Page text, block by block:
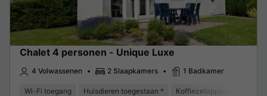
Chalet 4 personen - Unique Luxe
4 Volwassenen 2 Slaapkamers 1 Badkamer
Wi-Fi toegang Huisdieren toegestaan * Koffiezetapparaat